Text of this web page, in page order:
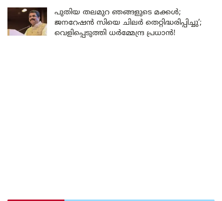
പുതിയ തലമുറ ഞങ്ങളുടെ മക്കൾ;
ജനറേഷൻ സിയെ ചിലർ തെറ്റിദ്ധരിപ്പിച്ചു’;
വെളിപ്പെടുത്തി ധർമ്മേന്ദ്ര പ്രധാൻ!